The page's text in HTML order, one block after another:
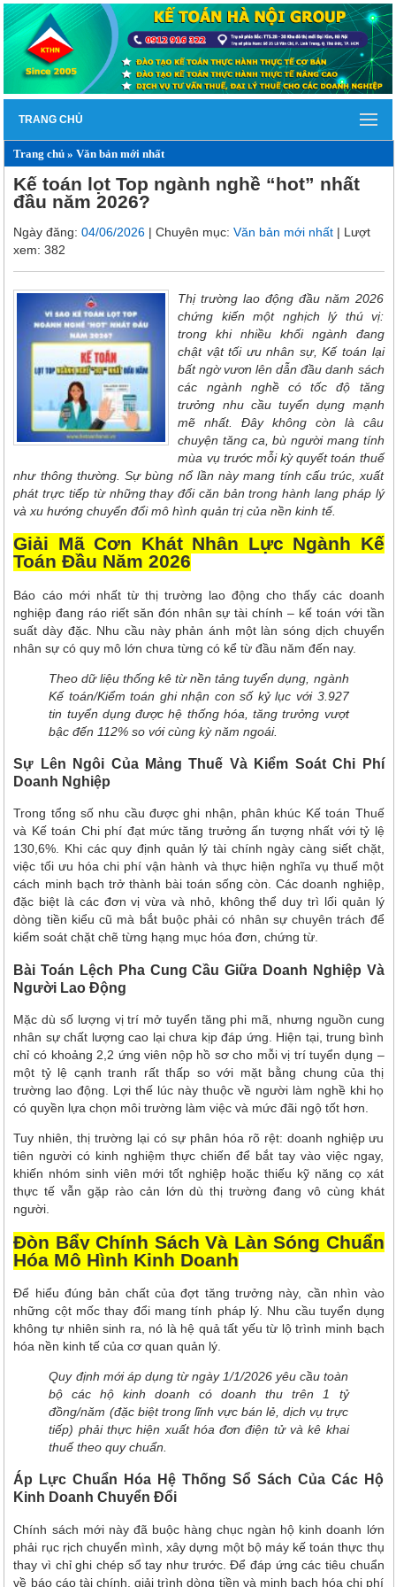
TRANG CHỦ
Trang chủ »Văn bản mới nhất
Kế toán lọt Top ngành nghề “hot” nhất
đầu năm 2026?
Ngày đăng:04/06/2026 | Chuyên mục:Văn bản mới nhất | Lượt
xem: 382
Thị trường lao động đầu năm 2026
chứng kiến một nghịch lý thú vị:
trong khi nhiều khối ngành đang
chật vật tối ưu nhân sự, Kế toán lại
bất ngờ vươn lên dẫn đầu danh sách
các ngành nghề có tốc độ tăng
trưởng nhu cầu tuyển dụng mạnh
mẽ nhất. Đây không còn là câu
chuyện tăng ca, bù người mang tính
mùa vụ trước mỗi kỳ quyết toán thuế
như thông thường. Sự bùng nổ lần này mang tính cấu trúc, xuất
phát trực tiếp từ những thay đổi căn bản trong hành lang pháp lý
và xu hướng chuyển đổi mô hình quản trị của nền kinh tế.
Giải Mã Cơn Khát Nhân Lực Ngành Kế
Toán Đầu Năm 2026
Báo cáo mới nhất từ thị trường lao động cho thấy các doanh
nghiệp đang ráo riết săn đón nhân sự tài chính – kế toán với tần
suất dày đặc. Nhu cầu này phản ánh một làn sóng dịch chuyển
nhân sự có quy mô lớn chưa từng có kể từ đầu năm đến nay.
Theo dữ liệu thống kê từ nền tảng tuyển dụng, ngành
Kế toán/Kiểm toán ghi nhận con số kỷ lục với 3.927
tin tuyển dụng được hệ thống hóa, tăng trưởng vượt
bậc đến 112% so với cùng kỳ năm ngoái.
Sự Lên Ngôi Của Mảng Thuế Và Kiểm Soát Chi Phí
Doanh Nghiệp
Trong tổng số nhu cầu được ghi nhận, phân khúc Kế toán Thuế
và Kế toán Chi phí đạt mức tăng trưởng ấn tượng nhất với tỷ lệ
130,6%. Khi các quy định quản lý tài chính ngày càng siết chặt,
việc tối ưu hóa chi phí vận hành và thực hiện nghĩa vụ thuế một
cách minh bạch trở thành bài toán sống còn. Các doanh nghiệp,
đặc biệt là các đơn vị vừa và nhỏ, không thể duy trì lối quản lý
dòng tiền kiểu cũ mà bắt buộc phải có nhân sự chuyên trách để
kiểm soát chặt chẽ từng hạng mục hóa đơn, chứng từ.
Bài Toán Lệch Pha Cung Cầu Giữa Doanh Nghiệp Và
Người Lao Động
Mặc dù số lượng vị trí mở tuyển tăng phi mã, nhưng nguồn cung
nhân sự chất lượng cao lại chưa kịp đáp ứng. Hiện tại, trung bình
chỉ có khoảng 2,2 ứng viên nộp hồ sơ cho mỗi vị trí tuyển dụng –
một tỷ lệ cạnh tranh rất thấp so với mặt bằng chung của thị
trường lao động. Lợi thế lúc này thuộc về người làm nghề khi họ
có quyền lựa chọn môi trường làm việc và mức đãi ngộ tốt hơn.
Tuy nhiên, thị trường lại có sự phân hóa rõ rệt: doanh nghiệp ưu
tiên người có kinh nghiệm thực chiến để bắt tay vào việc ngay,
khiến nhóm sinh viên mới tốt nghiệp hoặc thiếu kỹ năng cọ xát
thực tế vẫn gặp rào cản lớn dù thị trường đang vô cùng khát
người.
Đòn Bẩy Chính Sách Và Làn Sóng Chuẩn
Hóa Mô Hình Kinh Doanh
Để hiểu đúng bản chất của đợt tăng trưởng này, cần nhìn vào
những cột mốc thay đổi mang tính pháp lý. Nhu cầu tuyển dụng
không tự nhiên sinh ra, nó là hệ quả tất yếu từ lộ trình minh bạch
hóa nền kinh tế của cơ quan quản lý.
Quy định mới áp dụng từ ngày 1/1/2026 yêu cầu toàn
bộ các hộ kinh doanh có doanh thu trên 1 tỷ
đồng/năm (đặc biệt trong lĩnh vực bán lẻ, dịch vụ trực
tiếp) phải thực hiện xuất hóa đơn điện tử và kê khai
thuế theo quy chuẩn.
Áp Lực Chuẩn Hóa Hệ Thống Sổ Sách Của Các Hộ
Kinh Doanh Chuyển Đổi
Chính sách mới này đã buộc hàng chục ngàn hộ kinh doanh lớn
phải rục rịch chuyển mình, xây dựng một bộ máy kế toán thực thụ
thay vì chỉ ghi chép sổ tay như trước. Để đáp ứng các tiêu chuẩn
về báo cáo tài chính, giải trình dòng tiền và minh bạch hóa chi phí